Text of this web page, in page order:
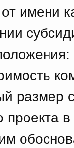
имени
размер
проекта